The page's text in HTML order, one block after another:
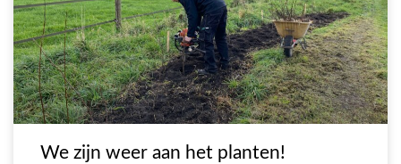
We zijn weer aan het planten!